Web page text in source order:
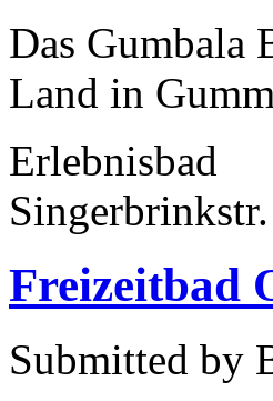
Das Gumbala
Land in
Erlebnisbad
Freizeitbad
Submitted by